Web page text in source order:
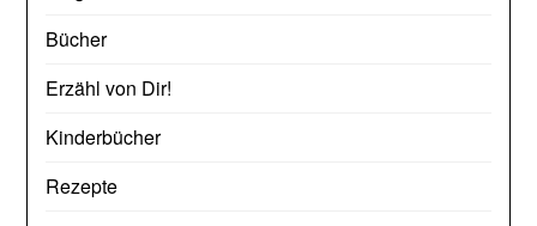
Bücher
Erzähl von Dir!
Kinderbücher
Rezepte